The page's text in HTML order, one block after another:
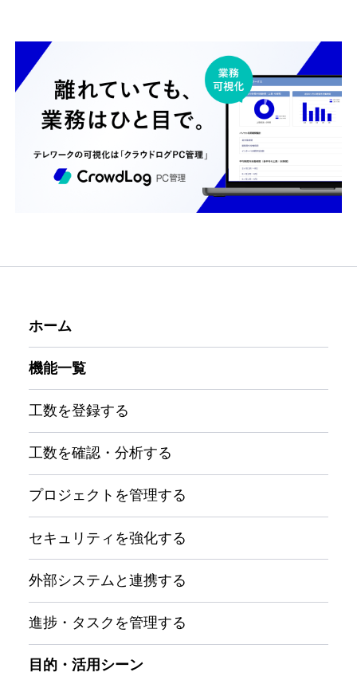
ホーム
機能一覧
工数を登録する
工数を確認・分析する
プロジェクトを管理する
セキュリティを強化する
外部システムと連携する
進捗・タスクを管理する
目的・活用シーン